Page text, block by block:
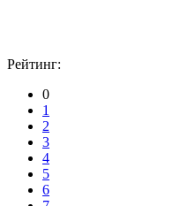
Рейтинг:
0
1
2
3
4
5
6